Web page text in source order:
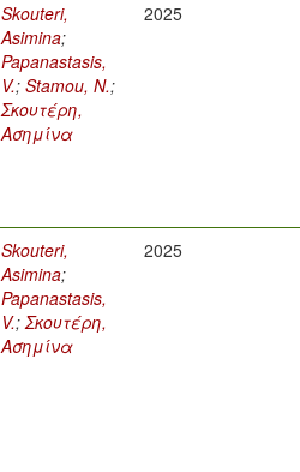
Skouteri,
Asimina;
Papanastasis,
V.; Stamou, N.;
Σκουτέρη,
Ασημίνα
2025
Skouteri,
Asimina;
Papanastasis,
V.;Σκουτέρη,
Ασημίνα
2025